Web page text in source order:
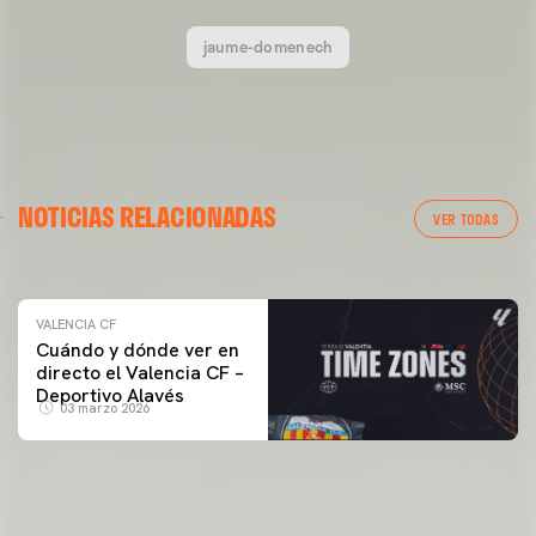
jaume-domenech
NOTICIAS RELACIONADAS VER TODAS
ENTRENAMIENTO DEL VALENCIA CF 04/03/26
VALENCIA CF
Cuándo y dónde ver en
directo el Valencia CF –
Deportivo Alavés
03 marzo 2026